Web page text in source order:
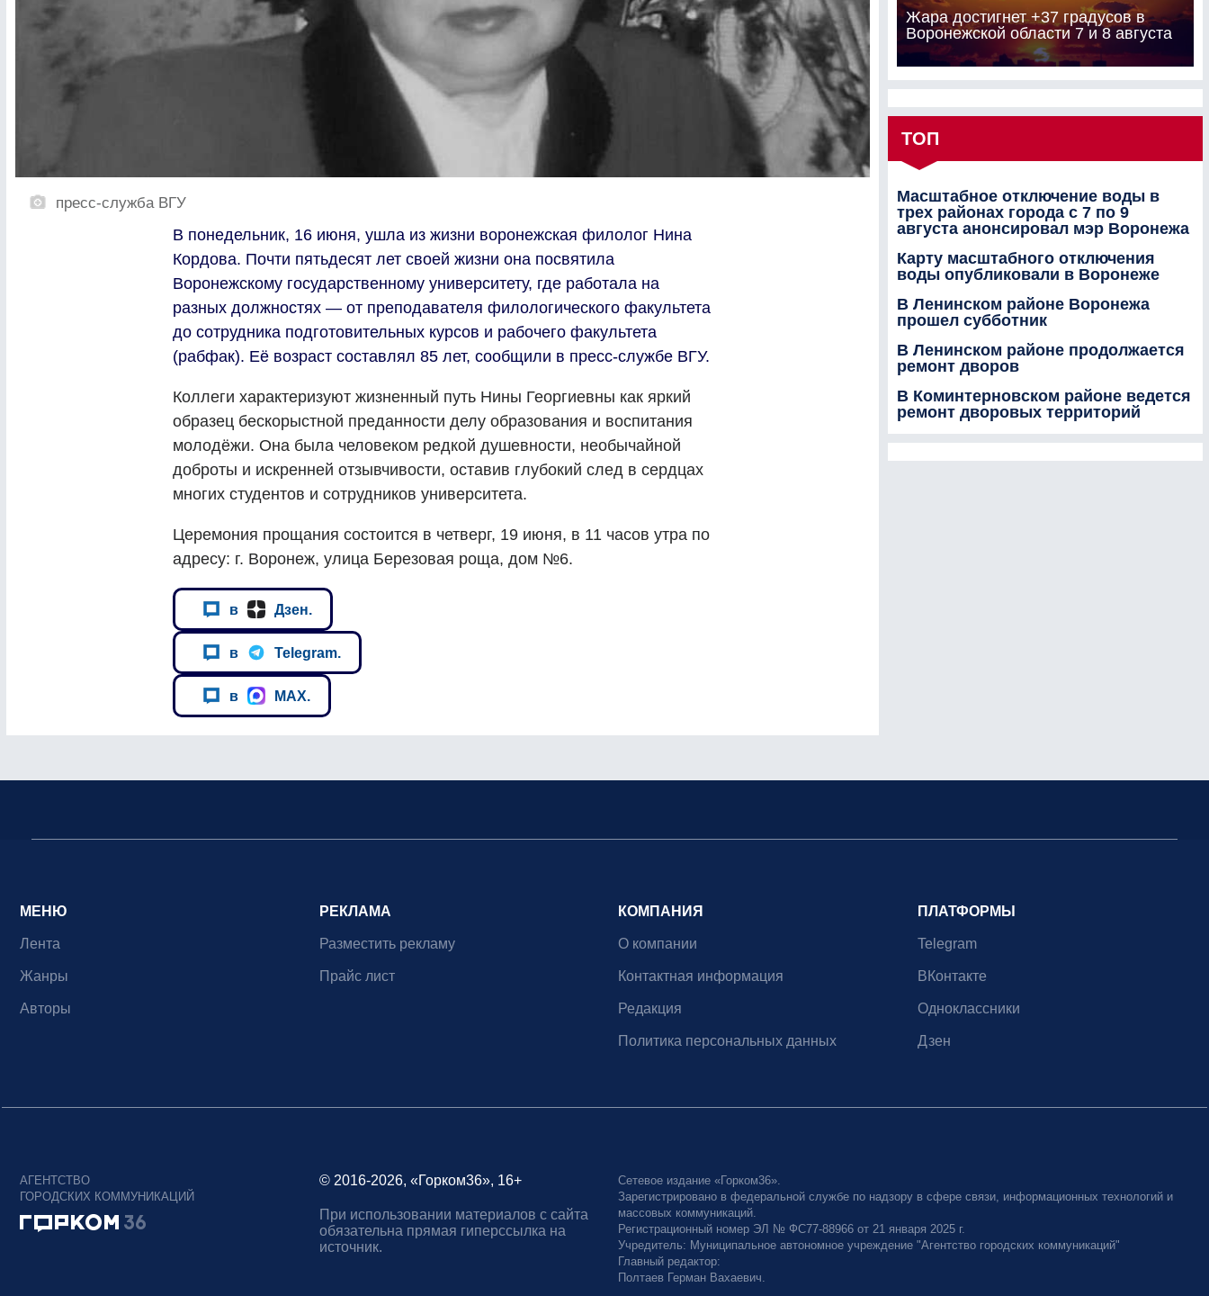
пресс-служба ВГУ
В понедельник, 16 июня, ушла из жизни воронежская филолог Нина
Кордова. Почти пятьдесят лет своей жизни она посвятила
Воронежскому государственному университету, где работала на
разных должностях — от преподавателя филологического факультета
до сотрудника подготовительных курсов и рабочего факультета
(рабфак). Её возраст составлял 85 лет, сообщили в пресс-службе ВГУ.
Коллеги характеризуют жизненный путь Нины Георгиевны как яркий
образец бескорыстной преданности делу образования и воспитания
молодёжи. Она была человеком редкой душевности, необычайной
доброты и искренней отзывчивости, оставив глубокий след в сердцах
многих студентов и сотрудников университета.
Церемония прощания состоится в четверг, 19 июня, в 11 часов утра по
адресу: г. Воронеж, улица Березовая роща, дом №6.
в Дзен.
в Telegram.
в MAX.
Жара достигнет +37 градусов в
Воронежской области 7 и 8 августа
ТОП
Масштабное отключение воды в
трех районах города с 7 по 9
августа анонсировал мэр Воронежа
Карту масштабного отключения
воды опубликовали в Воронеже
В Ленинском районе Воронежа
прошел субботник
В Ленинском районе продолжается
ремонт дворов
В Коминтерновском районе ведется
ремонт дворовых территорий
МЕНЮ
Лента
Жанры
Авторы
РЕКЛАМА
Разместить рекламу
Прайс лист
КОМПАНИЯ
О компании
Контактная информация
Редакция
Политика персональных данных
ПЛАТФОРМЫ
Telegram
ВКонтакте
Одноклассники
Дзен
АГЕНТСТВО
ГОРОДСКИХ КОММУНИКАЦИЙ
© 2016-2026, «Горком36», 16+
При использовании материалов с сайта
обязательна прямая гиперссылка на
источник.
Сетевое издание «Горком36».
Зарегистрировано в федеральной службе по надзору в сфере связи, информационных технологий и
массовых коммуникаций.
Регистрационный номер ЭЛ № ФС77-88966 от 21 января 2025 г.
Учредитель: Муниципальное автономное учреждение "Агентство городских коммуникаций"
Главный редактор:
Полтаев Герман Вахаевич.